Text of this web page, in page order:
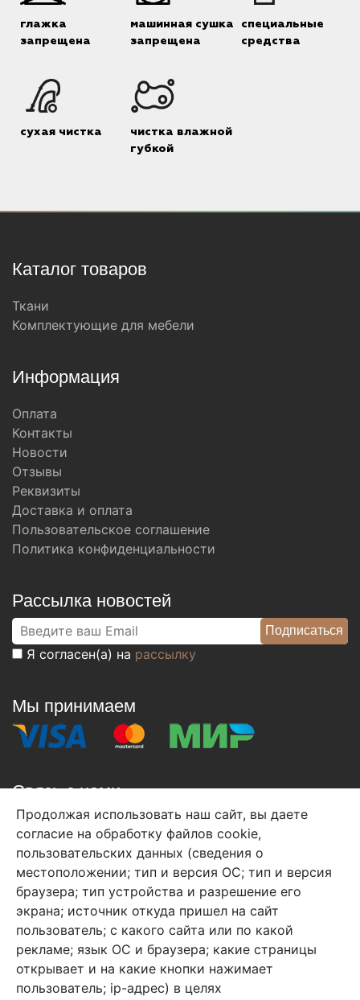
глажка
запрещена
машинная сушка
запрещена
специальные
средства
сухая чистка
чистка влажной
губкой
Каталог товаров
Ткани
Комплектующие для мебели
Информация
Оплата
Контакты
Новости
Отзывы
Реквизиты
Доставка и оплата
Пользовательское соглашение
Политика конфиденциальности
Рассылка новостей
Я согласен(а) на рассылку
Мы принимаем
Связь с нами
+7 (495) 933-38-08
info@arben-textile.ru- оптовые продажи
Арбен текстиль г. Щелково, пер.
1-й Советский д.25, владение 2.
Продолжая использовать наш сайт, вы даете
согласие на обработку файлов cookie,
пользовательских данных (сведения о
местоположении; тип и версия ОС; тип и версия
браузера; тип устройства и разрешение его
экрана; источник откуда пришел на сайт
пользователь; с какого сайта или по какой
рекламе; язык ОС и браузера; какие страницы
открывает и на какие кнопки нажимает
пользователь; ip-адрес) в целях